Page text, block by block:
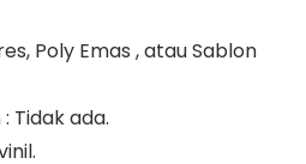
Poly Emas , atau Sablon
Tidak ada.